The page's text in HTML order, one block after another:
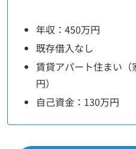
年収：450万円
既存借入なし
賃貸アパート住まい
円）
自己資金：130万円